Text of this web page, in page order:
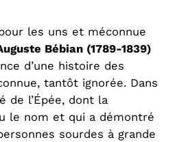
les uns et méconnue
Bébian (1789-1839)
d’une histoire des
tantôt ignorée. Dans
de l’Épée, dont la
le nom et qui a démontré
sourdes à grande